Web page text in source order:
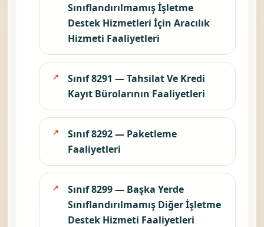
Sınıflandırılmamış İşletme
Destek Hizmetleri İçin Aracılık
Hizmeti Faaliyetleri
Sınıf 8291 — Tahsilat Ve Kredi
Kayıt Bürolarının Faaliyetleri
Sınıf 8292 — Paketleme
Faaliyetleri
Sınıf 8299 — Başka Yerde
Sınıflandırılmamış Diğer İşletme
Destek Hizmeti Faaliyetleri